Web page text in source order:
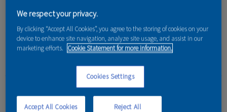
PORADENSTVO
AKCIE A NOVINKY
PARTNERI
» Produkty » Partneri
František Bechner
We respect your privacy.
By clicking “Accept All Cookies”, you agree to the storing of cookies on your
device to enhance site navigation, analyze site usage, and assist in our
marketing efforts. Cookie Statement for more information.
Cookies Settings
Reject All
Accept All Cookies